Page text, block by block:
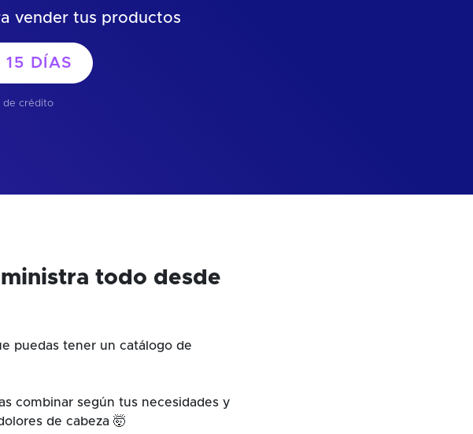
vender tus productos
15 DÍAS
de crédito
todo desde
puedas tener un catálogo de
combinar según tus necesidades y
de cabeza 🤯